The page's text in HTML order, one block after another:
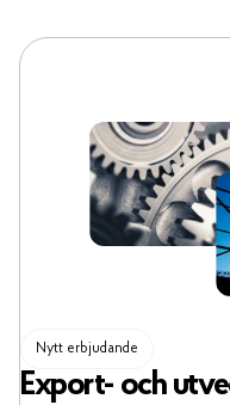
Nytt erbjudande
Export- och